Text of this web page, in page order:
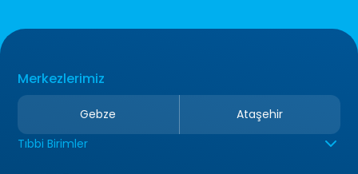
Merkezlerimiz
Gebze
Ataşehir
Tıbbi Birimler